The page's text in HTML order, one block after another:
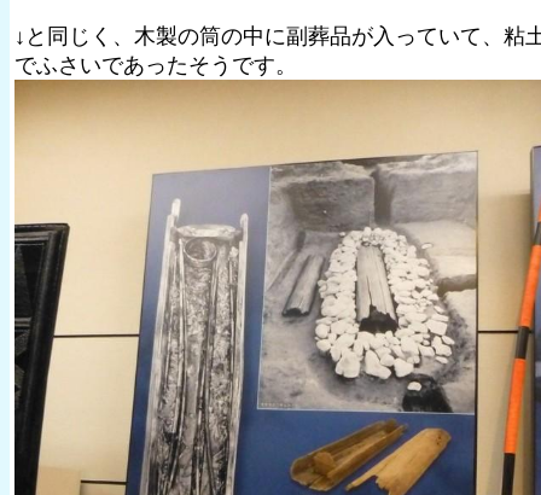
↓と同じく、木製の筒の中に副葬品が入っていて、粘
でふさいであったそうです。